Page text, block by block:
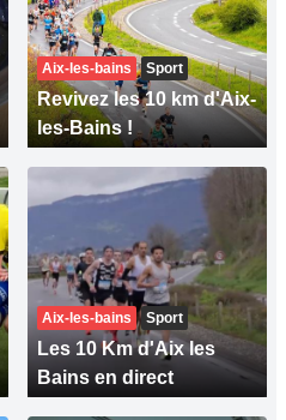
Aix-les-bains Sport
Revivez les 10 km d'Aix-
les-Bains !
Aix-les-bains Sport
Les 10 Km d'Aix les
Bains en direct